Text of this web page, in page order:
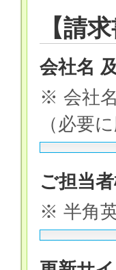
【請
会社名
※ 会社
（必要
ご担当
※ 半角